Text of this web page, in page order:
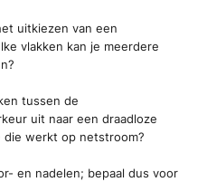
uitkiezen van een
vlakken kan je meerdere
tussen de
uit naar een draadloze
werkt op netstroom?
en nadelen; bepaal dus voor